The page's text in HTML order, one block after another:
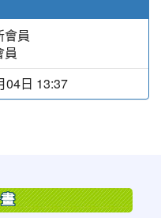
員
04日 13:37